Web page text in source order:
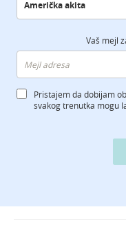
Vaš mejl
Pristajem da dobijam
svakog trenutka mogu